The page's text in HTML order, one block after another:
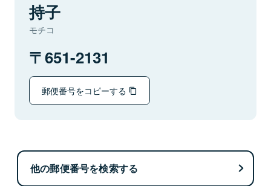
持子
モチコ
651-2131
郵便番号をコピーする
他の郵便番号を検索する